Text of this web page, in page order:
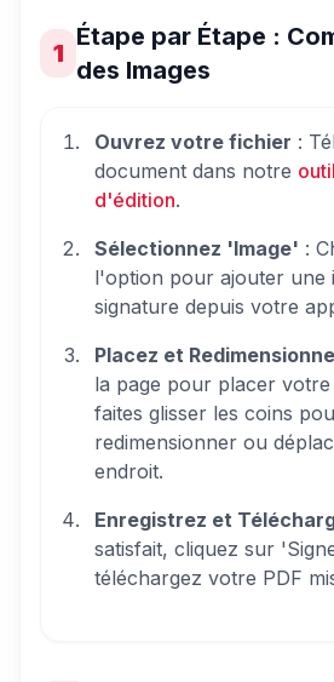
1
Étape par Étape :
des Images
Ouvrez votre fichier :
document dans notre
d'édition.
Sélectionnez 'Image' :
l'option pour ajouter une
signature depuis votre
Placez et
la page pour placer votre
faites glisser les coins
redimensionner ou
endroit.
Enregistrez et
satisfait, cliquez sur
téléchargez votre PDF